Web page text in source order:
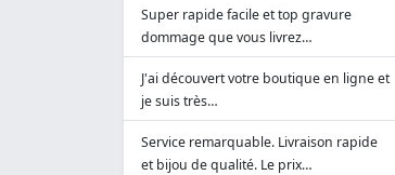
Super rapide facile et top gravure
dommage que vous livrez…
J'ai découvert votre boutique en ligne et
je suis très…
Service remarquable. Livraison rapide
et bijou de qualité. Le prix…